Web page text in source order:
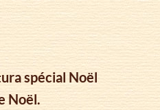
spécial Noël
Noël.